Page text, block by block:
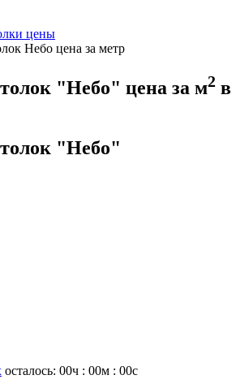
цены
Небо цена за метр
"Небо" цена за м2 в
"Небо"
осталось: 00ч : 00м : 00с